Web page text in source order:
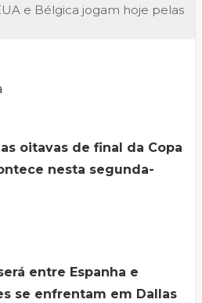
oitavas de final da Copa
nesta segunda-
entre Espanha e
se enfrentam em Dallas